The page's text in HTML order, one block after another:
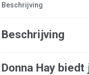
Beschrijving
Beschrijving
Donna Hay